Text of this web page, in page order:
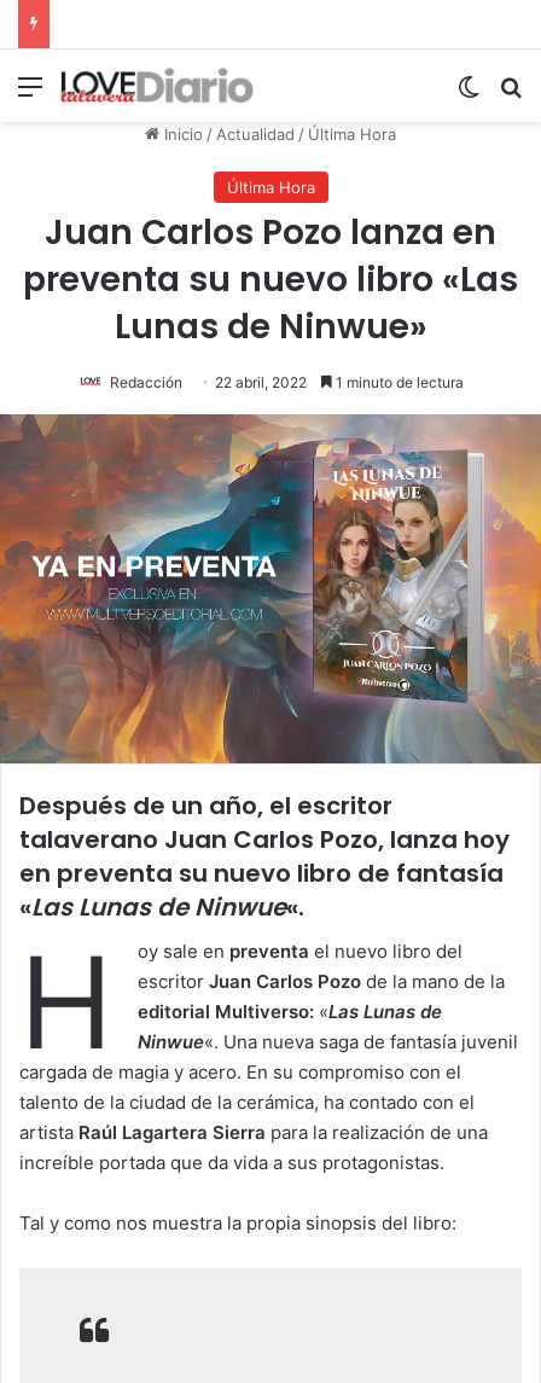
Menú
Inicio /Actualidad / Última Hora
Última Hora
Juan Carlos Pozo lanza en
preventa su nuevo libro «Las
Lunas de Ninwue»
Redacción 22 abril, 2022 1 minuto de lectura
Después de un año, el escritor
talaverano Juan Carlos Pozo, lanza hoy
en preventa su nuevo libro de fantasía
«Las Lunas de Ninwue«.
H oy sale en preventa el nuevo libro del
escritor Juan Carlos Pozo de la mano de la
editorial Multiverso: «Las Lunas de
Ninwue«. Una nueva saga de fantasía juvenil
cargada de magia y acero. En su compromiso con el
talento de la ciudad de la cerámica, ha contado con el
artista Raúl Lagartera Sierra para la realización de una
increíble portada que da vida a sus protagonistas.
Tal y como nos muestra la propia sinopsis del libro: